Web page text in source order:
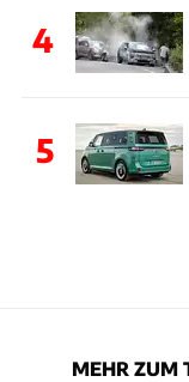
4
5
MEHR ZUM